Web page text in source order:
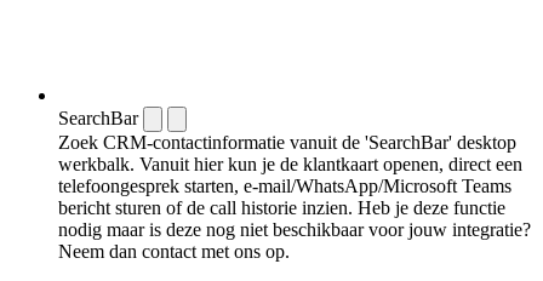
SearchBar
Zoek CRM-contactinformatie vanuit de 'SearchBar' desktop
werkbalk. Vanuit hier kun je de klantkaart openen, direct een
telefoongesprek starten, e-mail/WhatsApp/Microsoft Teams
bericht sturen of de call historie inzien. Heb je deze functie
nodig maar is deze nog niet beschikbaar voor jouw integratie?
Neem dan contact met ons op.